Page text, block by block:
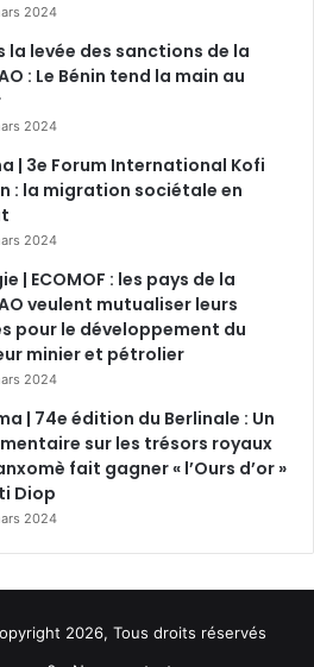
2024
la levée des sanctions de la
: Le Bénin tend la main au
2024
| 3e Forum International Kofi
: la migration sociétale en
2024
| ECOMOF : les pays de la
veulent mutualiser leurs
pour le développement du
minier et pétrolier
2024
| 74e édition du Berlinale : Un
sur les trésors royaux
fait gagner « l’Ours d’or »
Diop
2024
2026, Tous droits réservés